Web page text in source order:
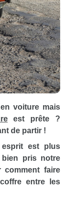
voiture mais
est prête ?
de partir !
est plus
pris notre
faire
entre les